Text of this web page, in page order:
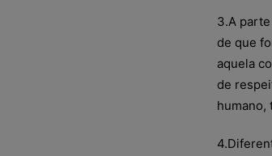
3.A
de que
aquela
de
humano,